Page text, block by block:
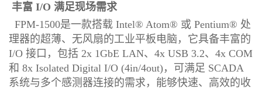
丰富 I/O 满足现场需求
FPM-1500是一款搭载 Intel® Atom® 或 Pentium® 处
理器的超薄、无风扇的工业平板电脑，它具备丰富的
I/O 接口，包括 2x 1GbE LAN、4x USB 3.2、4x COM
和 8x Isolated Digital I/O (4in/4out)，可满足 SCADA
系统与多个感测器连接的需求，能够快速、高效的收